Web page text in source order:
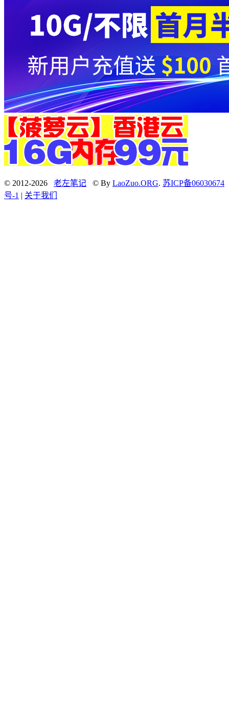
© 2012-2026 老左笔记 © By LaoZuo.ORG. 苏ICP备06030674
号-1 | 关于我们